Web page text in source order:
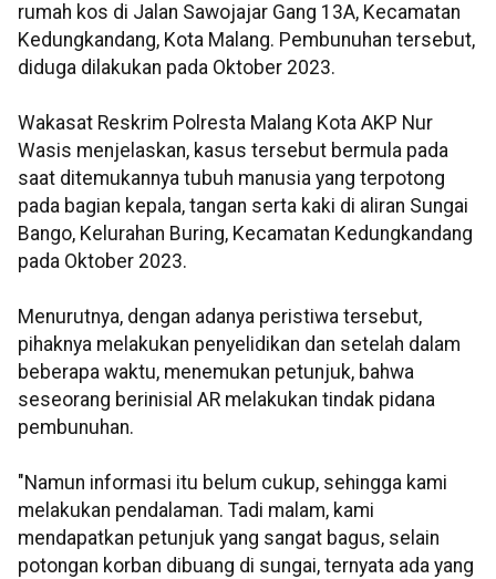
rumah kos di Jalan Sawojajar Gang 13A, Kecamatan
Kedungkandang, Kota Malang. Pembunuhan tersebut,
diduga dilakukan pada Oktober 2023.
Wakasat Reskrim Polresta Malang Kota AKP Nur
Wasis menjelaskan, kasus tersebut bermula pada
saat ditemukannya tubuh manusia yang terpotong
pada bagian kepala, tangan serta kaki di aliran Sungai
Bango, Kelurahan Buring, Kecamatan Kedungkandang
pada Oktober 2023.
Menurutnya, dengan adanya peristiwa tersebut,
pihaknya melakukan penyelidikan dan setelah dalam
beberapa waktu, menemukan petunjuk, bahwa
seseorang berinisial AR melakukan tindak pidana
pembunuhan.
"Namun informasi itu belum cukup, sehingga kami
melakukan pendalaman. Tadi malam, kami
mendapatkan petunjuk yang sangat bagus, selain
potongan korban dibuang di sungai, ternyata ada yang